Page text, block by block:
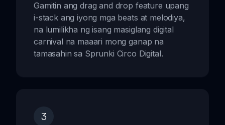
Gamitin ang drag and drop feature upang
i-stack ang iyong mga beats at melodiya,
na lumilikha ng isang masiglang digital
carnival na maaari mong ganap na
tamasahin sa Sprunki Circo Digital.
3